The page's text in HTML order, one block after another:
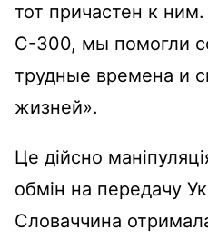
тот причастен к
С-300, мы помогли
трудные времена и
жизней».
Це дійсно
обмін на передачу
Словаччина